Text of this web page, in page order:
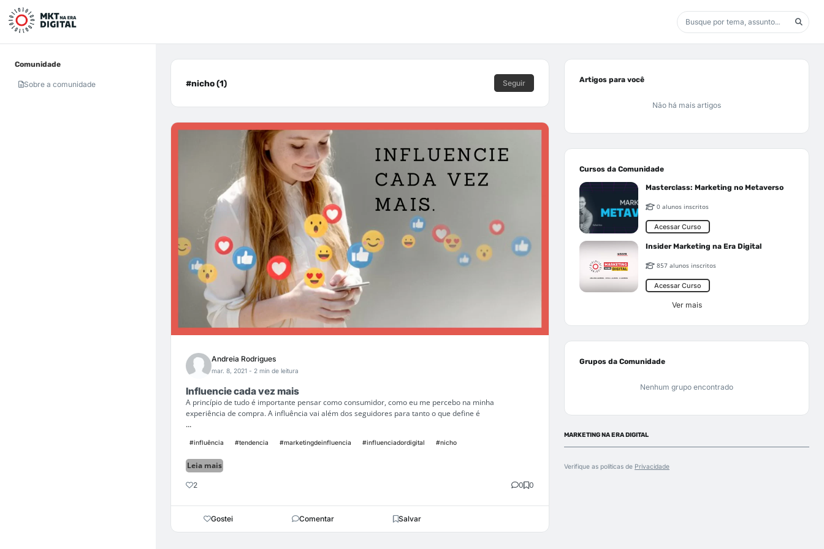
Comunidade
Sobre a comunidade #nicho (1) Seguir
Andreia Rodrigues
mar. 8, 2021 - 2 min de leitura
Influencie cada vez mais
A princípio de tudo é importante pensar como consumidor, como eu me percebo na minha
experiência de compra. A influência vai além dos seguidores para tanto o que define é
...
#influência #tendencia #marketingdeinfluencia #influenciadordigital #nicho
Leia mais
2 0 0
Gostei Comentar Salvar
Artigos para você
Não há mais artigos
Cursos da Comunidade
Masterclass: Marketing no Metaverso
0 alunos inscritos
Acessar Curso
Insider Marketing na Era Digital
857 alunos inscritos
Acessar Curso
Ver mais
Grupos da Comunidade
Nenhum grupo encontrado
MARKETING NA ERA DIGITAL
Verifique as políticas de Privacidade